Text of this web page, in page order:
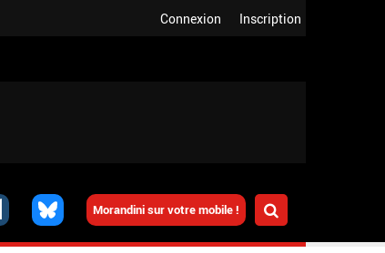
Inscription
Connexion
Morandini sur votre mobile !